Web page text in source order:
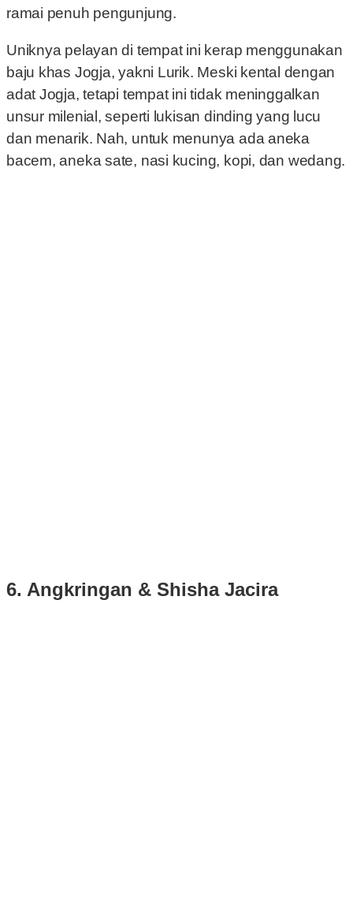
ramai penuh pengunjung.
Uniknya pelayan di tempat ini kerap menggunakan
baju khas Jogja, yakni Lurik. Meski kental dengan
adat Jogja, tetapi tempat ini tidak meninggalkan
unsur milenial, seperti lukisan dinding yang lucu
dan menarik. Nah, untuk menunya ada aneka
bacem, aneka sate, nasi kucing, kopi, dan wedang.
6. Angkringan & Shisha Jacira